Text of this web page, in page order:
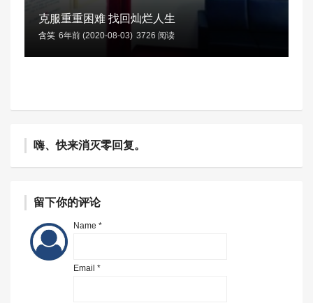
克服重重困难 找回灿烂人生
含笑 6年前 (2020-08-03) 3726 阅读
嗨、快来消灭零回复。
留下你的评论
Name *
Email *